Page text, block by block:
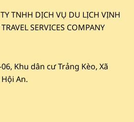
TNHH DỊCH VỤ DU LỊCH VỊNH
SERVICES COMPANY
Khu dân cư Trảng Kèo, Xã
An.